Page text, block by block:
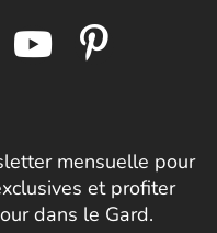
mensuelle pour
et profiter
dans le Gard.